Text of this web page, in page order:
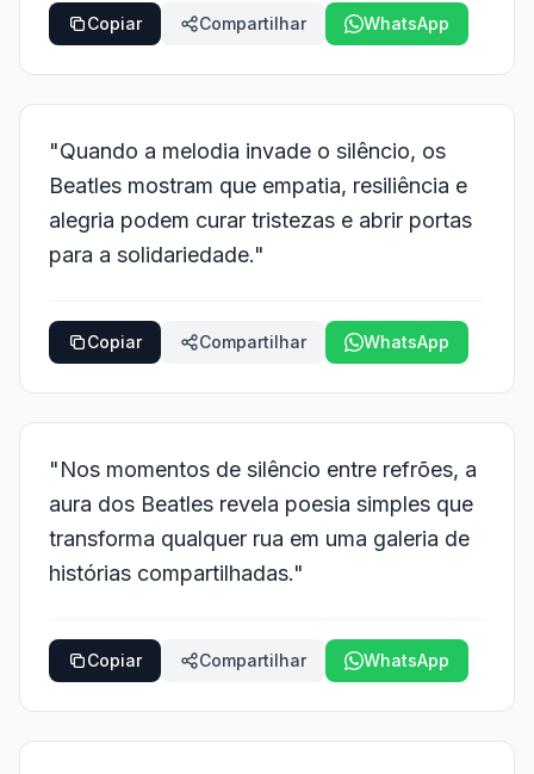
Copiar Compartilhar WhatsApp
"Quando a melodia invade o silêncio, os
Beatles mostram que empatia, resiliência e
alegria podem curar tristezas e abrir portas
para a solidariedade."
Copiar Compartilhar WhatsApp
"Nos momentos de silêncio entre refrões, a
aura dos Beatles revela poesia simples que
transforma qualquer rua em uma galeria de
histórias compartilhadas."
Copiar Compartilhar WhatsApp